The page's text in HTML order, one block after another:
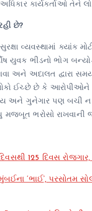
કાર્યકર્તાઓ તેને
છે?
વ્યવસ્થામાં ક્યાંક
યુવક ભીડનો ભોગ
અને અદાલત દ્વારા
ઈચ્છે છે કે
અને ગુનેગાર પણ
મજબૂત ભરોસો
125 દિવસ
‘ભાઈ’, પરસોતમ